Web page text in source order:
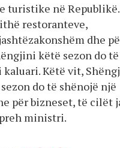
turistike në Republikë.
restoranteve,
dhe
këtë sezon do të
kaluari. Këtë vit,
do të shënojë një
për bizneset, të cilët
ministri.